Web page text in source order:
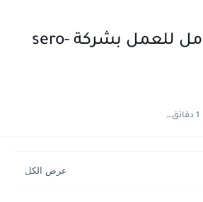
مطلوب 60 عامل للعمل بشركة sero-
1 دقائق للقراءة